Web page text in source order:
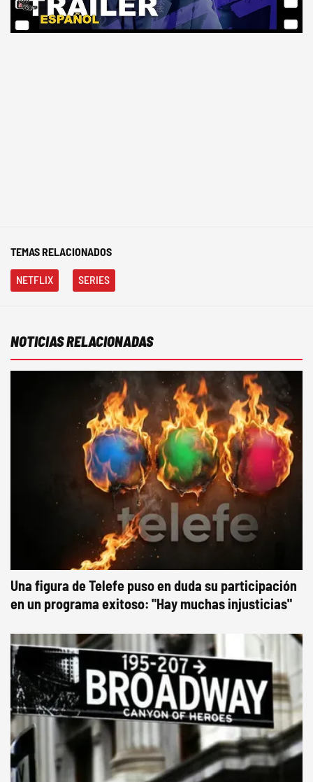
TEMAS RELACIONADOS
NETFLIX SERIES
NOTICIAS RELACIONADAS
Una figura de Telefe puso en duda su participación
en un programa exitoso: "Hay muchas injusticias"